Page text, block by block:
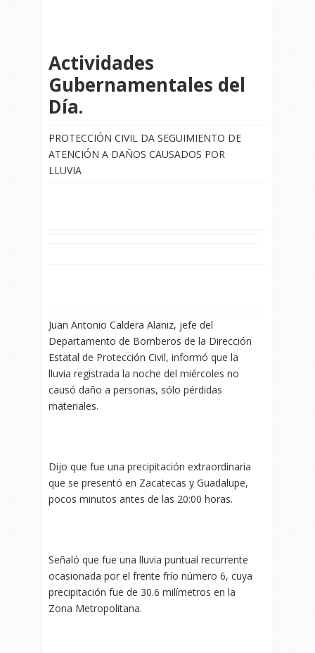
Actividades
Gubernamentales del
Día.
PROTECCIÓN CIVIL DA SEGUIMIENTO DE
ATENCIÓN A DAÑOS CAUSADOS POR
LLUVIA
Juan Antonio Caldera Alaniz, jefe del
Departamento de Bomberos de la Dirección
Estatal de Protección Civil, informó que la
lluvia registrada la noche del miércoles no
causó daño a personas, sólo pérdidas
materiales.
Dijo que fue una precipitación extraordinaria
que se presentó en Zacatecas y Guadalupe,
pocos minutos antes de las 20:00 horas.
Señaló que fue una lluvia puntual recurrente
ocasionada por el frente frío número 6, cuya
precipitación fue de 30.6 milímetros en la
Zona Metropolitana.